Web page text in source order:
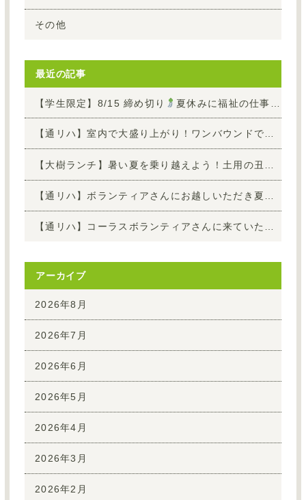
その他
最近の記事
【学生限定】8/15 締め切り 夏休みに福祉の仕事を知ろう！お仕事1日体験参加者 募集中
【通リハ】室内で大盛り上がり！ワンバウンドで狙い打てボール的入れ
アーカイブ
2026年8月
2026年7月
2026年6月
2026年5月
2026年4月
2026年3月
2026年2月